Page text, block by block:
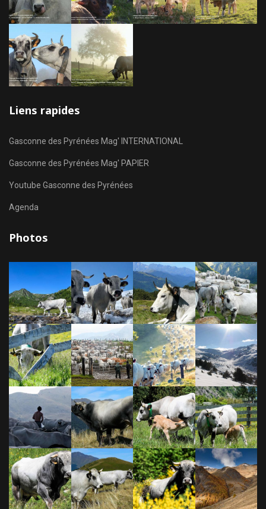
Liens rapides
Gasconne des Pyrénées Mag' INTERNATIONAL
Gasconne des Pyrénées Mag' PAPIER
Youtube Gasconne des Pyrénées
Agenda
Photos